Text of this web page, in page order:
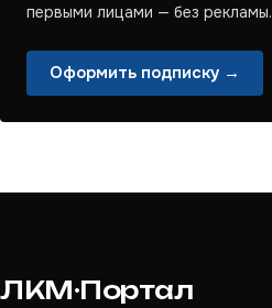
первыми лицами — без рекламы.
Оформить подписку →
ЛКМ·Портал